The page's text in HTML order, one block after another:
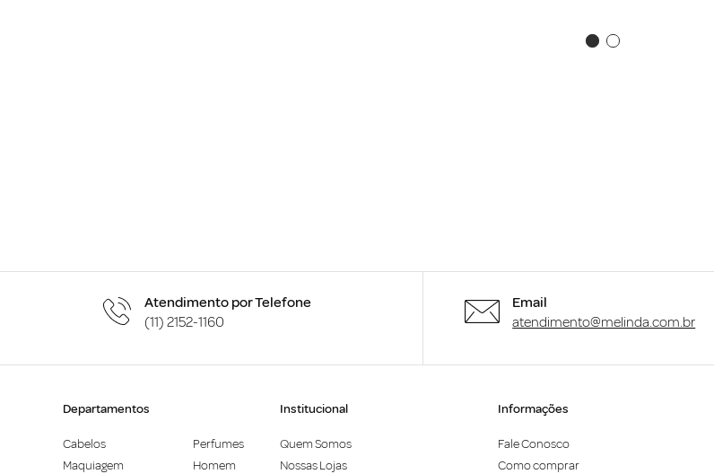
Atendimento por Telefone
(11) 2152-1160
Email
atendimento@melinda.com.br
Departamentos
Cabelos
Maquiagem
Perfumes
Homem
Institucional
Quem Somos
Nossas Lojas
Informações
Fale Conosco
Como comprar